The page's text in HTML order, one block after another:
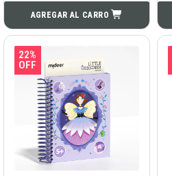
AGREGAR AL CARRO
22%
OFF